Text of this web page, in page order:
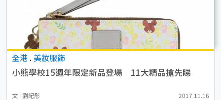
全港 . 美妝服飾
小熊學校15週年限定新品登場 11大精品搶先睇
文 : 劉紀彤 2017.11.16